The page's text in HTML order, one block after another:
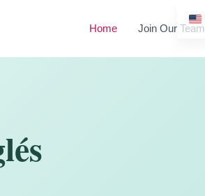
Home Join Our Team